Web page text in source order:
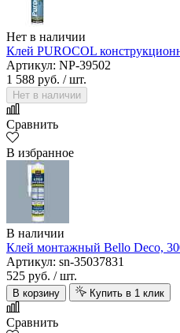
Нет в наличии
Клей PUROCOL
Артикул: NP-39502
1 588 руб. / шт.
Нет в наличии
Сравнить
В избранное
В наличии
Клей монтажный Bello Deco,
Артикул: sn-35037831
525 руб. / шт.
В корзину Купить в 1 клик
Сравнить